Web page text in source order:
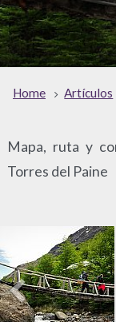
Home Artículos
Mapa, ruta y
Torres del Paine